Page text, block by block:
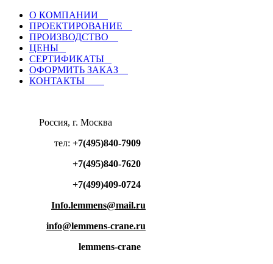
О КОМПАНИИ
ПРОЕКТИРОВАНИЕ
ПРОИЗВОДСТВО
ЦЕНЫ
СЕРТИФИКАТЫ
ОФОРМИТЬ ЗАКАЗ
КОНТАКТЫ
Россия, г. Москва
тел: +7(495)840-7909
+7(495)840-7620
+7(499)409-0724
Info.lemmens@mail.ru
info@lemmens-crane.ru
lemmens-crane